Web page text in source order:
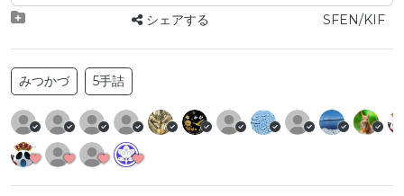
シェアする SFEN/KIF
みつかづ 5手詰